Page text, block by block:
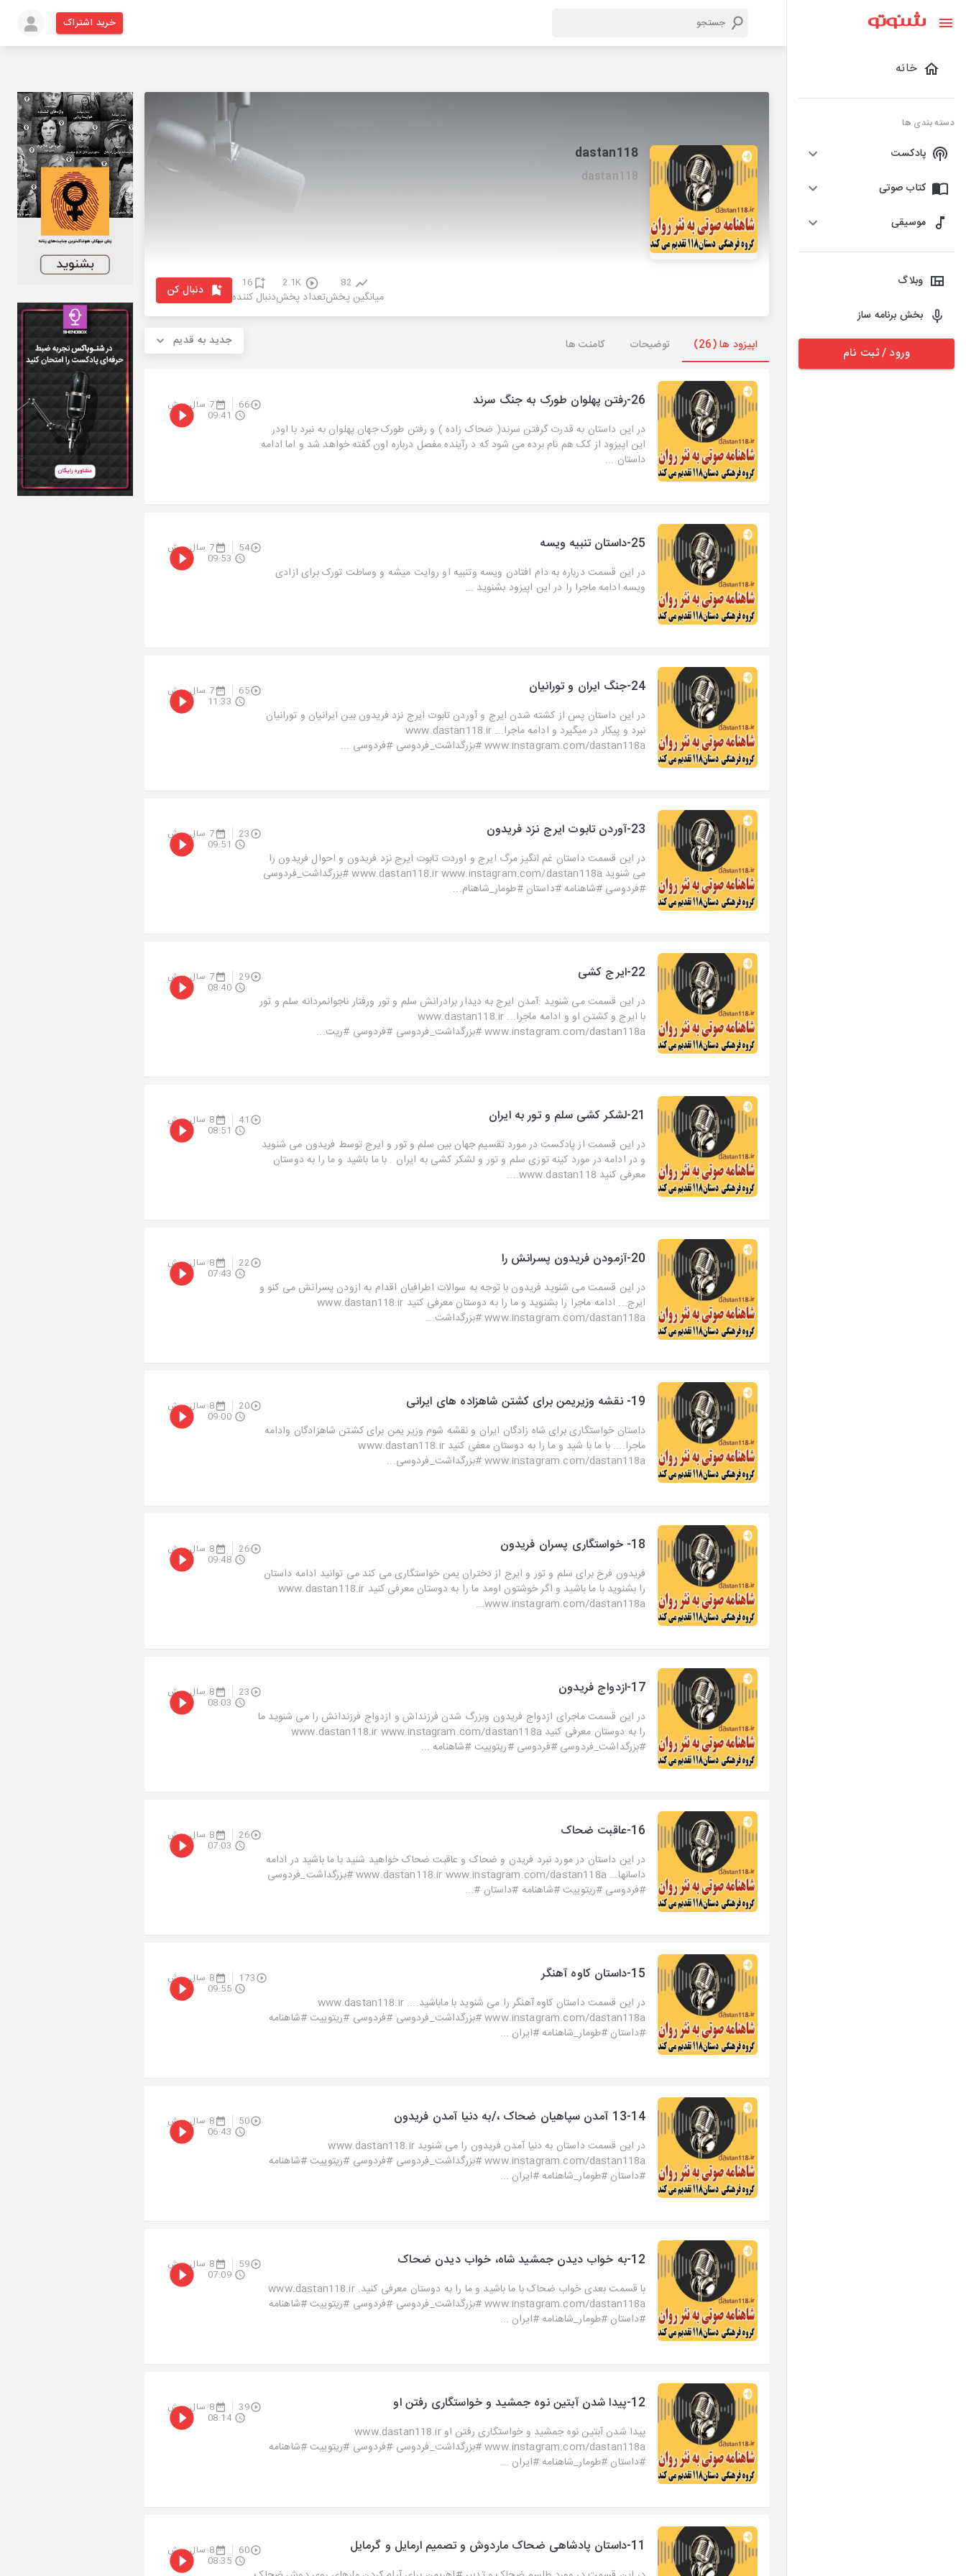
خانه
دسته بندی ها
پادکست
کتاب صوتی
موسیقی
وبلاگ
بخش برنامه ساز
ورود / ثبت نام
خرید اشتراک
dastan118
dastan118
82
میانگین پخش
2.1K
تعداد پخش
16
دنبال کننده دنبال کن
اپیزود ها (26) توضیحات کامنت ها جدید به قدیم
26-رفتن پهلوان طورک به جنگ سرند 66 7 سال پیش
در این داستان به قدرت گرفتن سرند( ضحاک زاده ) و رفتن طورک جهان پهلوان به نبرد با اودر
این اپیزود از کک هم نام برده می شود که د رآینده مفصل درباره اون گفته خواهد شد و اما ادامه
داستان ...
09:41
25-داستان تنبیه ویسه 54 7 سال پیش
در این قسمت درباره به دام افتادن ویسه وتنبیه او روایت میشه و وساطت تورک برای ازادی
ویسه ادامه ماجرا را در این اپیزود بشنوید ...
09:53
24-جنگ ایران و تورانیان 65 7 سال پیش
در این داستان پس از کشته شدن ایرج و آوردن تابوت ایرج نزد فریدون بین ایرانیان و تورانیان
نبرد و پیکار در میگیرد و ادامه ماجرا... www.dastan118.ir
www.instagram.com/dastan118a #بزرگداشت_فردوسی #فردوسی ...
11:33
23-آوردن تابوت ایرج نزد فریدون 23 7 سال پیش
در این قسمت داستان غم انگیز مرگ ایرج و اوردت تابوت ایرج نزد فریدون و احوال فریدون را
می شنوید www.dastan118.ir www.instagram.com/dastan118a #بزرگداشت_فردوسی
#فردوسی #شاهنامه #داستان #طومار_شاهنام...
09:51
22-ایرج کشی 29 7 سال پیش
در این قسمت می شنوید :آمدن ایرج به دیدار برادرانش سلم و تور ورفتار ناجوانمردانه سلم و تور
با ایرج و کشتن او و ادامه ماجرا... www.dastan118.ir
www.instagram.com/dastan118a #بزرگداشت_فردوسی #فردوسی #ریت...
08:40
21-لشکر کشی سلم و تور به ایران 41 8 سال پیش
در این قسمت از پادکست در مورد تقسیم جهان بین سلم و تور و ایرج توسط فریدون می شنوید
و در ادامه در مورد کینه توزی سلم و تور و لشکر کشی به ایران . با ما باشید و ما را به دوستان
معرفی کنید www.dastan118....
08:51
20-آزمودن فریدون پسرانش را 22 8 سال پیش
در این قسمت می شنوید فریدون با توجه به سوالات اطرافیان اقدام به ازودن پسرانش می کنو و
ایرج... ادامه ماجرا را بشنوید و ما را به دوستان معرفی کنید www.dastan118.ir
www.instagram.com/dastan118a #بزرگداشت...
07:43
19- نقشه وزیریمن برای کشتن شاهزاده های ایرانی 20 8 سال پیش
داستان خواستگاری برای شاه زادگان ایران و نقشه شوم وزیر یمن برای کشتن شاهزادگان وادامه
ماجرا.... با ما با شید و ما را به دوستان معفی کنید www.dastan118.ir
www.instagram.com/dastan118a #بزرگداشت_فردوسی...
09:00
18- خواستگاری پسران فریدون 26 8 سال پیش
فریدون فرخ برای سلم و تور و ایرج از دختران یمن خواستگاری می کند می توانید ادامه داستان
را بشنوید با ما باشید و اگر خوشتون اومد ما را به دوستان معرفی کنید www.dastan118.ir
www.instagram.com/dastan118a...
09:48
17-ازدواج فریدون 23 8 سال پیش
در این قسمت ماجرای ازدواج فریدون وبزرگ شدن فرزنداش و ازدواج فرزندانش را می شنوید ما
را به دوستان معرفی کنید www.dastan118.ir www.instagram.com/dastan118a
#بزرگداشت_فردوسی #فردوسی #ریتوییت #شاهنامه ...
08:03
16-عاقبت ضحاک 26 8 سال پیش
در این داستان در مورد نبرد فریدن و ضحاک و عاقبت ضحاک خواهید شنید با ما باشید در ادامه
داسانها... www.dastan118.ir www.instagram.com/dastan118a #بزرگداشت_فردوسی
#فردوسی #ریتوییت #شاهنامه #داستان #...
07:03
15-داستان کاوه آهنگر 173 8 سال پیش
در این قسمت داستان کاوه آهنگر را می شنوید با ماباشید.... www.dastan118.ir
www.instagram.com/dastan118a #بزرگداشت_فردوسی #فردوسی #ریتوییت #شاهنامه
#داستان #طومار_شاهنامه #ایران ...
09:55
13-14 آمدن سپاهیان ضحاک ،/به دنیا آمدن فریدون 50 8 سال پیش
در این قسمت داستان به دنیا آمدن فریدون را می شنوید www.dastan118.ir
www.instagram.com/dastan118a #بزرگداشت_فردوسی #فردوسی #ریتوییت #شاهنامه
#داستان #طومار_شاهنامه #ایران ...
06:43
12-به خواب دیدن جمشید شاه، خواب دیدن ضحاک 59 8 سال پیش
با قسمت بعدی خواب ضحاک با ما باشید و ما را به دوستان معرفی کنید. www.dastan118.ir
www.instagram.com/dastan118a #بزرگداشت_فردوسی #فردوسی #ریتوییت #شاهنامه
#داستان #طومار_شاهنامه #ایران ...
07:09
12-پیدا شدن آبتین نوه جمشید و خواستگاری رفتن او 39 8 سال پیش
پیدا شدن آبتین نوه جمشید و خواستگاری رفتن او www.dastan118.ir
www.instagram.com/dastan118a #بزرگداشت_فردوسی #فردوسی #ریتوییت #شاهنامه
#داستان #طومار_شاهنامه #ایران ...
08:14
11-داستان پادشاهی ضحاک ماردوش و تصمیم ارمایل و گرمایل 60 8 سال پیش
08:35